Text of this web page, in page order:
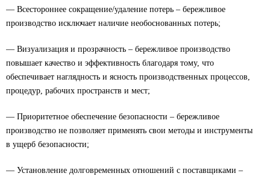
— Всестороннее сокращение/удаление потерь – бережливое
производство исключает наличие необоснованных потерь;
— Визуализация и прозрачность – бережливое производство
повышает качество и эффективность благодаря тому, что
обеспечивает наглядность и ясность производственных процессов,
процедур, рабочих пространств и мест;
— Приоритетное обеспечение безопасности – бережливое
производство не позволяет применять свои методы и инструменты
в ущерб безопасности;
— Установление долговременных отношений с поставщиками –